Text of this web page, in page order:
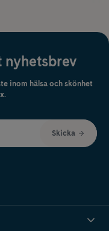
nyhetsbrev
inom hälsa och skönhet
Skicka